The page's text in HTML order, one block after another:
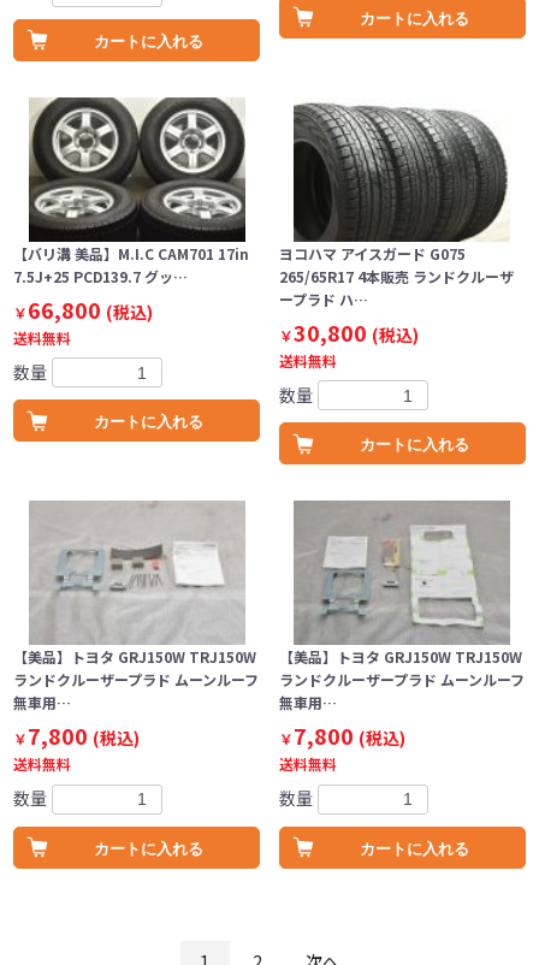
カートに入れる
カートに入れる
【バリ溝 美品】M.I.C CAM701 17in
7.5J+25 PCD139.7 グッ…
￥66,800 (税込)
送料無料
数量
カートに入れる
ヨコハマ アイスガード G075
265/65R17 4本販売 ランドクルーザ
ープラド ハ…
￥30,800 (税込)
送料無料
数量
カートに入れる
【美品】トヨタ GRJ150W TRJ150W
ランドクルーザープラド ムーンルーフ
無車用…
￥7,800 (税込)
送料無料
数量
カートに入れる
【美品】トヨタ GRJ150W TRJ150W
ランドクルーザープラド ムーンルーフ
無車用…
￥7,800 (税込)
送料無料
数量
カートに入れる